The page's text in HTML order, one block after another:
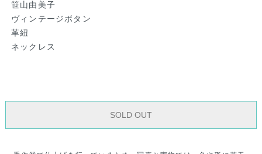
笹山由美子
ヴィンテージボタン
革紐
ネックレス
SOLD OUT